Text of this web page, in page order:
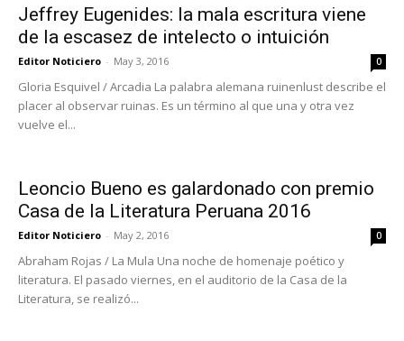
Jeffrey Eugenides: la mala escritura viene
de la escasez de intelecto o intuición
Editor Noticiero - May 3, 2016 0
Gloria Esquivel / Arcadia La palabra alemana ruinenlust describe el
placer al observar ruinas. Es un término al que una y otra vez
vuelve el...
Leoncio Bueno es galardonado con premio
Casa de la Literatura Peruana 2016
Editor Noticiero - May 2, 2016 0
Abraham Rojas / La Mula Una noche de homenaje poético y
literatura. El pasado viernes, en el auditorio de la Casa de la
Literatura, se realizó...